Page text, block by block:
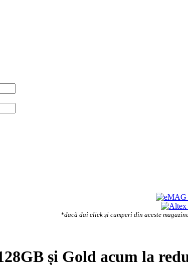
*dacă dai click și cumperi din aceste
și Gold acum la